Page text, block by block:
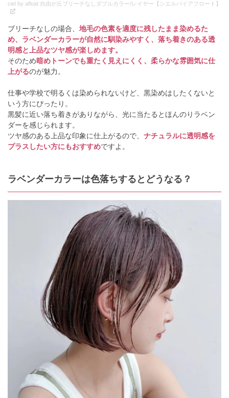
ciel by afloat 自由が丘ブリーチなしダブルカラー/レイヤー【シエルバイアフロート】
ブリーチなしの場合、 地毛の色素を適度に残したまま染めるた
め、ラベンダーカラーが自然に馴染みやすく、落ち着きのある透
明感と上品なツヤ感が楽しめます。
そのため暗めトーンでも重たく見えにくく、柔らかな雰囲気に仕
上がるのが魅力。
仕事や学校で明るくは染められないけど、黒染めはしたくないと
いう方にぴったり。
黒髪に近い落ち着きがありながら、光に当たるとほんのりラベン
ダーを感じられます。
ツヤ感のある上品な印象に仕上がるので、 ナチュラルに透明感を
プラスしたい方にもおすすめですよ。
ラベンダーカラーは色落ちするとどうなる？